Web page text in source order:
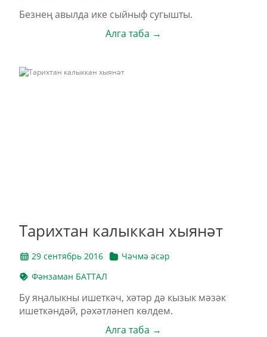
Безнең авылда ике сыйныф сугышты.
Алга таба →
Тарихтан калыккан хыянәт
29 сентябрь 2016
Чәчмә әсәр
Фәнзаман БАТТАЛ
Бу яңалыкны ишеткәч, хәтәр дә кызык мәзәк
ишеткәндәй, рәхәтләнеп көлдем.
Алга таба →